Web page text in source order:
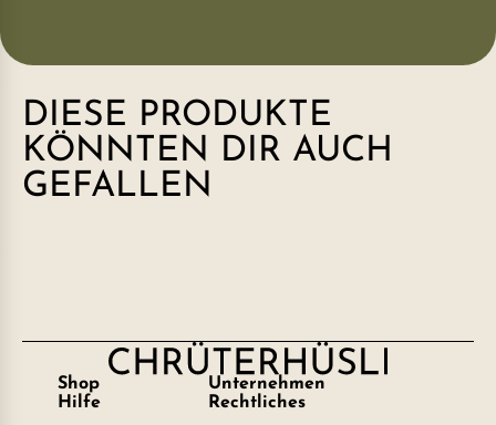
DIESE PRODUKTE
KÖNNTEN DIR AUCH
GEFALLEN
Shop
Unternehmen
Hilfe
Rechtliches